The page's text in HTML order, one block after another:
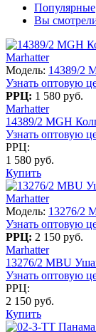
Популярные
Вы
Marhatter
Модель: 14389/2
Узнать оптовую
РРЦ: 1 580 руб.
Marhatter
14389/2 MGH
Узнать оптовую
РРЦ:
1 580 руб.
Купить
Marhatter
Модель: 13276/2
Узнать оптовую
РРЦ: 2 150 руб.
Marhatter
13276/2 MBU
Узнать оптовую
РРЦ:
2 150 руб.
Купить